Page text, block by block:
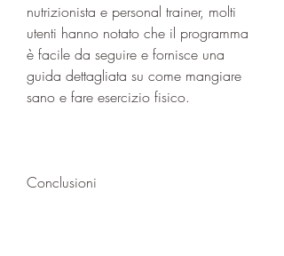
nutrizionista e personal trainer, molti
utenti hanno notato che il programma
è facile da seguire e fornisce una
guida dettagliata su come mangiare
sano e fare esercizio fisico.
Conclusioni